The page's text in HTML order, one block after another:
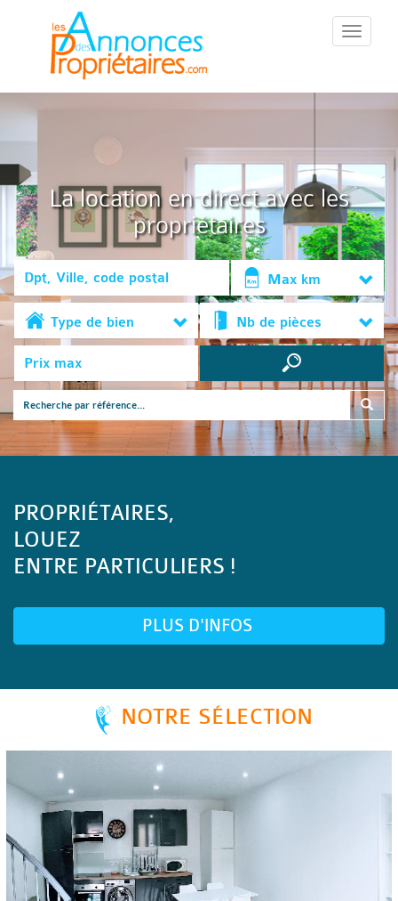
::Menu::
La location en direct avec les
propriétaires
Max km
Type de bien Nb de pièces
PROPRIÉTAIRES,
LOUEZ
ENTRE PARTICULIERS !
PLUS D'INFOS
NOTRE SÉLECTION